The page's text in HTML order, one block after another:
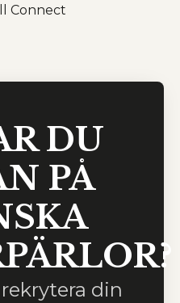
Connect
DU
PÅ
din